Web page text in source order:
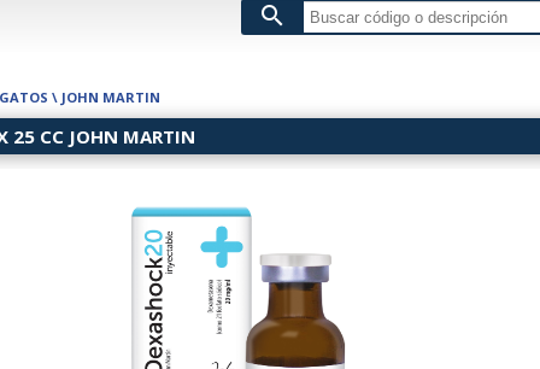
search
\ JOHN MARTIN
25 CC JOHN MARTIN